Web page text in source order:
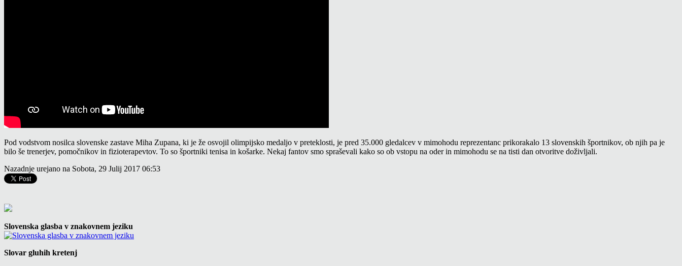
Pod vodstvom nosilca slovenske zastave Miha Zupana, ki je že osvojil olimpijsko medaljo v preteklosti, je pred 35.000 gledalcev v mimohodu reprezentanc prikorakalo 13 slovenskih športnikov, ob njih pa je
bilo še trenerjev, pomočnikov in fizioterapevtov. To so športniki tenisa in košarke. Nekaj fantov smo spraševali kako so ob vstopu na oder in mimohodu se na tisti dan otvoritve doživljali.
Nazadnje urejano na Sobota, 29 Julij 2017 06:53
Slovenska glasba v znakovnem jeziku
Slovar gluhih kretenj